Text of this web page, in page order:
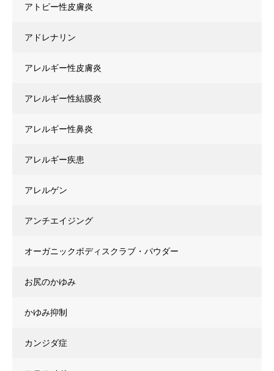
アトピー性皮膚炎
アドレナリン
アレルギー性皮膚炎
アレルギー性結膜炎
アレルギー性鼻炎
アレルギー疾患
アレルゲン
アンチエイジング
オーガニックボディスクラブ・パウダー
お尻のかゆみ
かゆみ抑制
カンジダ症